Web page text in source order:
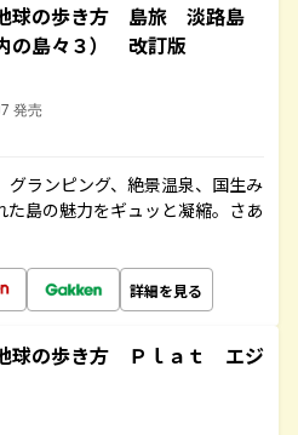
球の歩き方 島旅 淡路島
内の島々３） 改訂版
発売
ランピング、絶景温泉、国生み
島の魅力をギュッと凝縮。さあ
詳細を見る
球の歩き方 Ｐｌａｔ エジ